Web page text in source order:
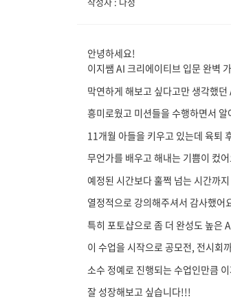
안녕하세요!
이지쌤 AI 크리에이티브 입문 완벽
막연하게 해보고 싶다고만 생각했
흥미로웠고 미션들을 수행하면서
11개월 아들을 키우고 있는데 육퇴
무언가를 배우고 해내는 기쁨이 컸
예정된 시간보다 훌쩍 넘는 시간까
열정적으로 강의해주셔서 감사했어
특히 포토샵으로 좀 더 완성도 높은
이 수업을 시작으로 공모전, 전시회
소수 정예로 진행되는 수업인만큼
잘 성장해보고 싶습니다!!!